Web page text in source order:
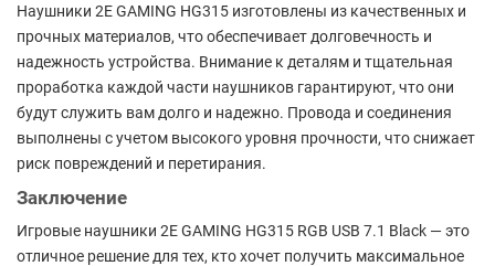
Наушники 2E GAMING HG315 изготовлены из качественных и
прочных материалов, что обеспечивает долговечность и
надежность устройства. Внимание к деталям и тщательная
проработка каждой части наушников гарантируют, что они
будут служить вам долго и надежно. Провода и соединения
выполнены с учетом высокого уровня прочности, что снижает
риск повреждений и перетирания.
Заключение
Игровые наушники 2E GAMING HG315 RGB USB 7.1 Black — это
отличное решение для тех, кто хочет получить максимальное